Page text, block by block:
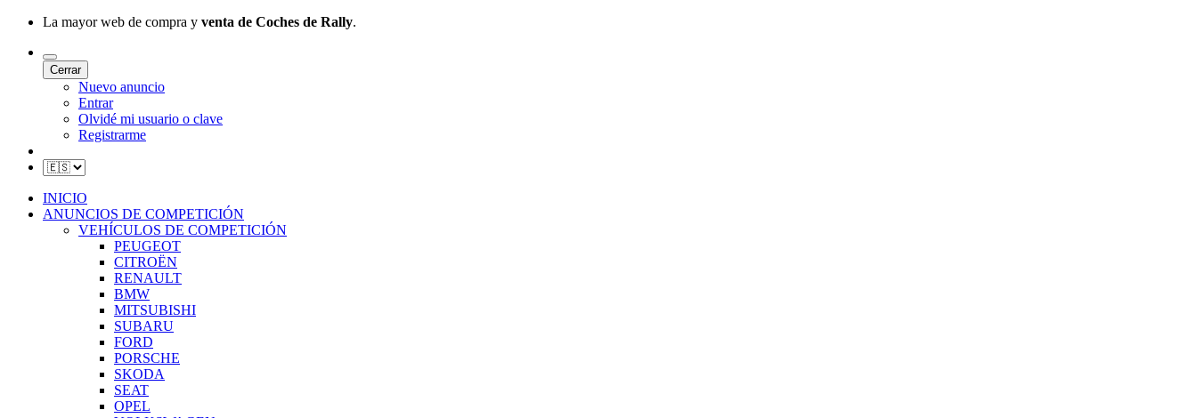
La mayor web de compra y venta de Coches de Rally.
Cerrar
Nuevo anuncio
Entrar
Olvidé mi usuario o clave
Registrarme
INICIO
ANUNCIOS DE COMPETICIÓN
VEHÍCULOS DE COMPETICIÓN
PEUGEOT
CITROËN
RENAULT
BMW
MITSUBISHI
SUBARU
FORD
PORSCHE
SKODA
SEAT
OPEL